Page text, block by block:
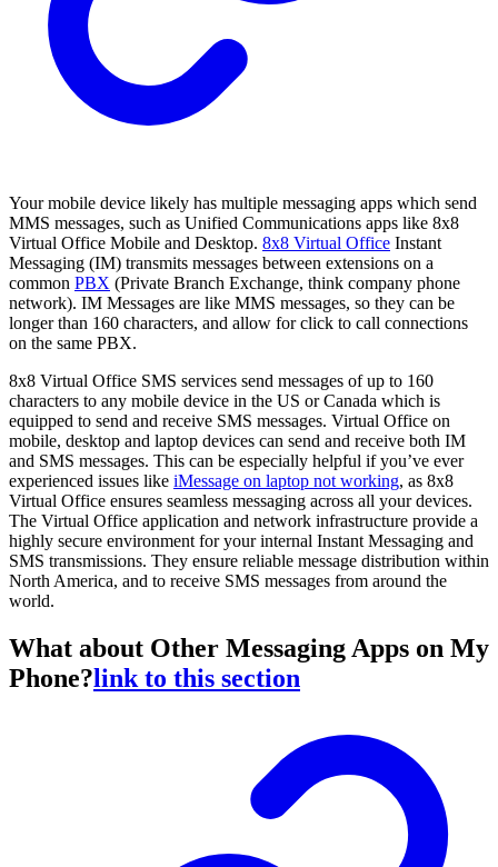
Your mobile device likely has multiple messaging apps which send
MMS messages, such as Unified Communications apps like 8x8
Virtual Office Mobile and Desktop. 8x8 Virtual Office Instant
Messaging (IM) transmits messages between extensions on a
common PBX (Private Branch Exchange, think company phone
network). IM Messages are like MMS messages, so they can be
longer than 160 characters, and allow for click to call connections
on the same PBX.
8x8 Virtual Office SMS services send messages of up to 160
characters to any mobile device in the US or Canada which is
equipped to send and receive SMS messages. Virtual Office on
mobile, desktop and laptop devices can send and receive both IM
and SMS messages. This can be especially helpful if you’ve ever
experienced issues like iMessage on laptop not working, as 8x8
Virtual Office ensures seamless messaging across all your devices.
The Virtual Office application and network infrastructure provide a
highly secure environment for your internal Instant Messaging and
SMS transmissions. They ensure reliable message distribution within
North America, and to receive SMS messages from around the
world.
What about Other Messaging Apps on My
Phone?link to this section